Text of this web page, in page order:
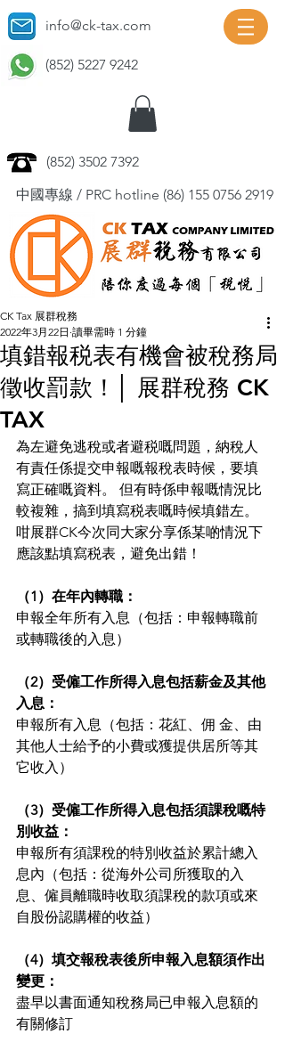
info@ck-tax.com
(852) 5227 9242
(852) 3502 7392
中國專線 / PRC hotline (86) 155 0756 2919
填錯報税表有機會被稅務局
徵收罰款！│ 展群稅務 CK
TAX
CK Tax 展群稅務
2022年3月22日 讀畢需時 1 分鐘
為左避免逃稅或者避税嘅問題，納稅人
有責任係提交申報嘅報稅表時候，要填
寫正確嘅資料。 但有時係申報嘅情況比
較複雜，搞到填寫税表嘅時候填錯左。
咁展群CK今次同大家分享係某啲情況下
應該點填寫税表，避免出錯！
（1）在年內轉職：
申報全年所有入息（包括：申報轉職前
或轉職後的入息）
（2）受僱工作所得入息包括薪金及其他
入息：
申報所有入息（包括：花紅、佣 金、由
其他人士給予的小費或獲提供居所等其
它收入）
（3）受僱工作所得入息包括須課稅嘅特
別收益：
申報所有須課稅的特別收益於累計總入
息內（包括：從海外公司所獲取的入
息、僱員離職時收取須課稅的款項或來
自股份認購權的收益）
（4）填交報稅表後所申報入息額須作出
變更：
盡早以書面通知稅務局已申報入息額的
有關修訂